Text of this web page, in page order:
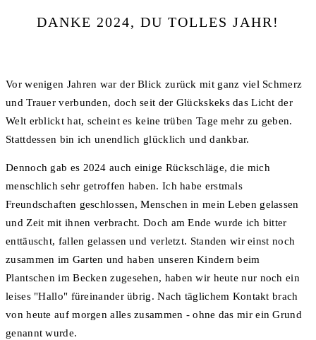
DANKE 2024, DU TOLLES JAHR!
Vor wenigen Jahren war der Blick zurück mit ganz viel Schmerz
und Trauer verbunden, doch seit der Glückskeks das Licht der
Welt erblickt hat, scheint es keine trüben Tage mehr zu geben.
Stattdessen bin ich unendlich glücklich und dankbar.
Dennoch gab es 2024 auch einige Rückschläge, die mich
menschlich sehr getroffen haben. Ich habe erstmals
Freundschaften geschlossen, Menschen in mein Leben gelassen
und Zeit mit ihnen verbracht. Doch am Ende wurde ich bitter
enttäuscht, fallen gelassen und verletzt. Standen wir einst noch
zusammen im Garten und haben unseren Kindern beim
Plantschen im Becken zugesehen, haben wir heute nur noch ein
leises "Hallo" füreinander übrig. Nach täglichem Kontakt brach
von heute auf morgen alles zusammen - ohne das mir ein Grund
genannt wurde.